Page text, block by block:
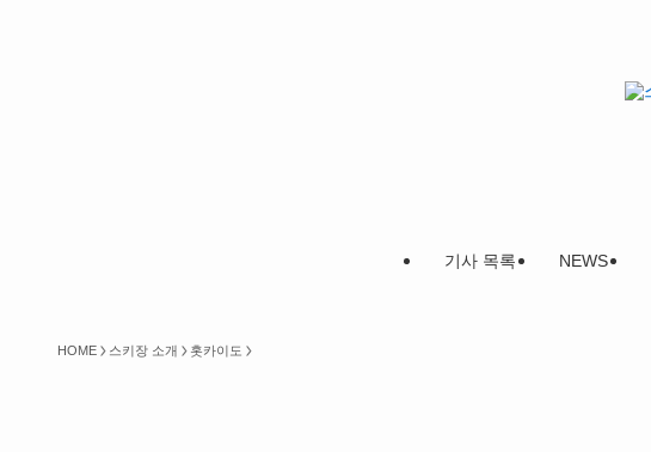
기사 목록 NEWS
HOME 스키장 소개 홋카이도